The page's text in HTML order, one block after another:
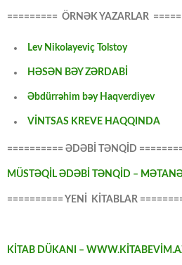
========= ÖRNƏK YAZARLAR
Lev Nikolayeviç Tolstoy
HƏSƏN BƏY ZƏRDABİ
Əbdürrəhim bəy Haqverdiyev
VİNTSAS KREVE HAQQINDA
========== ƏDƏBİ TƏNQİD
MÜSTƏQİL ƏDƏBİ TƏNQİD –
========== YENİ KİTABLAR
KİTAB DÜKANI –